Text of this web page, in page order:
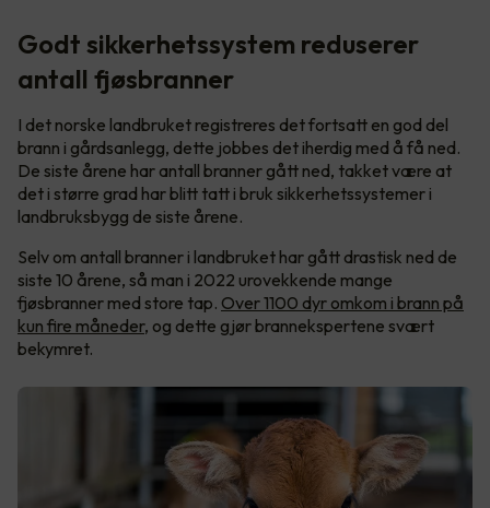
Godt sikkerhetssystem reduserer
antall fjøsbranner
I det norske landbruket registreres det fortsatt en god del
brann i gårdsanlegg, dette jobbes det iherdig med å få ned.
De siste årene har antall branner gått ned, takket være at
det i større grad har blitt tatt i bruk sikkerhetssystemer i
landbruksbygg de siste årene.
Selv om antall branner i landbruket har gått drastisk ned de
siste 10 årene, så man i 2022 urovekkende mange
fjøsbranner med store tap. Over 1100 dyr omkom i brann på
kun fire måneder, og dette gjør brannekspertene svært
bekymret.